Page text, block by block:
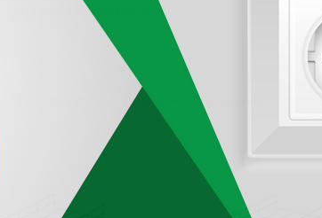
Лоток кабельный проволочный
По цене По наличию